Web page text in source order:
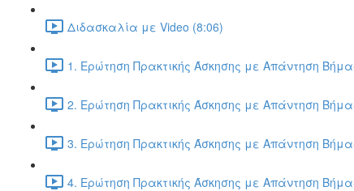
Διδασκαλία με Video (8:06)
1. Ερώτηση Πρακτικής Άσκησης με Απάντηση
2. Ερώτηση Πρακτικής Άσκησης με Απάντηση
3. Ερώτηση Πρακτικής Άσκησης με Απάντηση
4. Ερώτηση Πρακτικής Άσκησης με Απάντηση